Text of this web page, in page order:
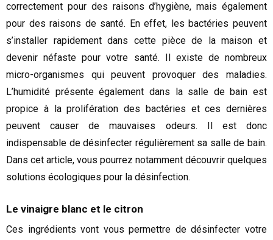
correctement pour des raisons d’hygiène, mais également
pour des raisons de santé. En effet, les bactéries peuvent
s’installer rapidement dans cette pièce de la maison et
devenir néfaste pour votre santé. Il existe de nombreux
micro-organismes qui peuvent provoquer des maladies.
L’humidité présente également dans la salle de bain est
propice à la prolifération des bactéries et ces dernières
peuvent causer de mauvaises odeurs. Il est donc
indispensable de désinfecter régulièrement sa salle de bain.
Dans cet article, vous pourrez notamment découvrir quelques
solutions écologiques pour la désinfection.
Le vinaigre blanc et le citron
Ces ingrédients vont vous permettre de désinfecter votre